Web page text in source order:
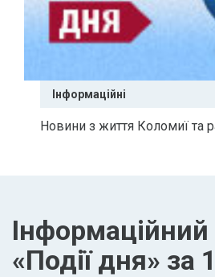
Інформаційні
Новини з життя Коломиї та
«Події дня» за